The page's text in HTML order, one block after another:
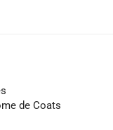
de Coats